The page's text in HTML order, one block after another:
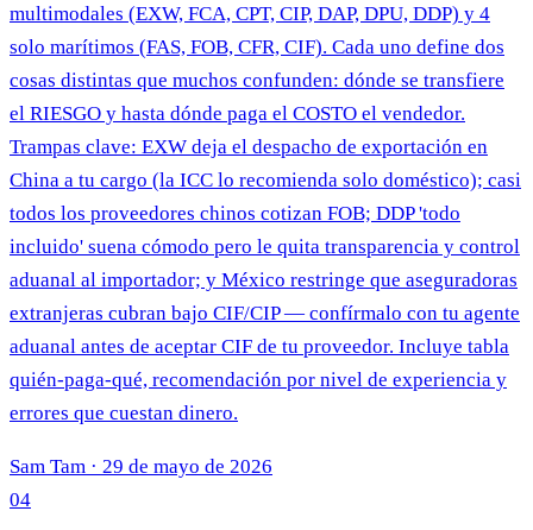
multimodales (EXW, FCA, CPT, CIP, DAP, DPU, DDP) y 4
solo marítimos (FAS, FOB, CFR, CIF). Cada uno define dos
cosas distintas que muchos confunden: dónde se transfiere
el RIESGO y hasta dónde paga el COSTO el vendedor.
Trampas clave: EXW deja el despacho de exportación en
China a tu cargo (la ICC lo recomienda solo doméstico); casi
todos los proveedores chinos cotizan FOB; DDP 'todo
incluido' suena cómodo pero le quita transparencia y control
aduanal al importador; y México restringe que aseguradoras
extranjeras cubran bajo CIF/CIP — confírmalo con tu agente
aduanal antes de aceptar CIF de tu proveedor. Incluye tabla
quién-paga-qué, recomendación por nivel de experiencia y
errores que cuestan dinero.
Sam Tam · 29 de mayo de 2026
04